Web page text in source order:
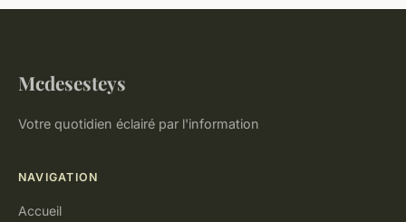
Mcdesesteys
Votre quotidien éclairé par l'information
NAVIGATION
Accueil